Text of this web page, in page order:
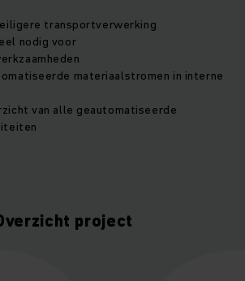
transportverwerking
nodig voor
materiaalstromen in interne
van alle geautomatiseerde
project